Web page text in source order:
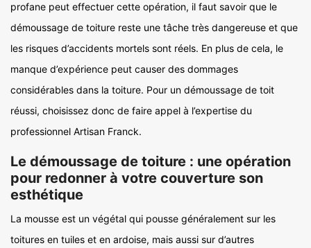
profane peut effectuer cette opération, il faut savoir que le
démoussage de toiture reste une tâche très dangereuse et que
les risques d’accidents mortels sont réels. En plus de cela, le
manque d’expérience peut causer des dommages
considérables dans la toiture. Pour un démoussage de toit
réussi, choisissez donc de faire appel à l’expertise du
professionnel Artisan Franck.
Le démoussage de toiture : une opération
pour redonner à votre couverture son
esthétique
La mousse est un végétal qui pousse généralement sur les
toitures en tuiles et en ardoise, mais aussi sur d’autres